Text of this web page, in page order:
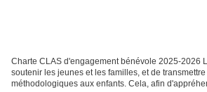
Charte CLAS d'engagement bénévole 2025-2026
soutenir les jeunes et les familles, et de
méthodologiques aux enfants. Cela, afin